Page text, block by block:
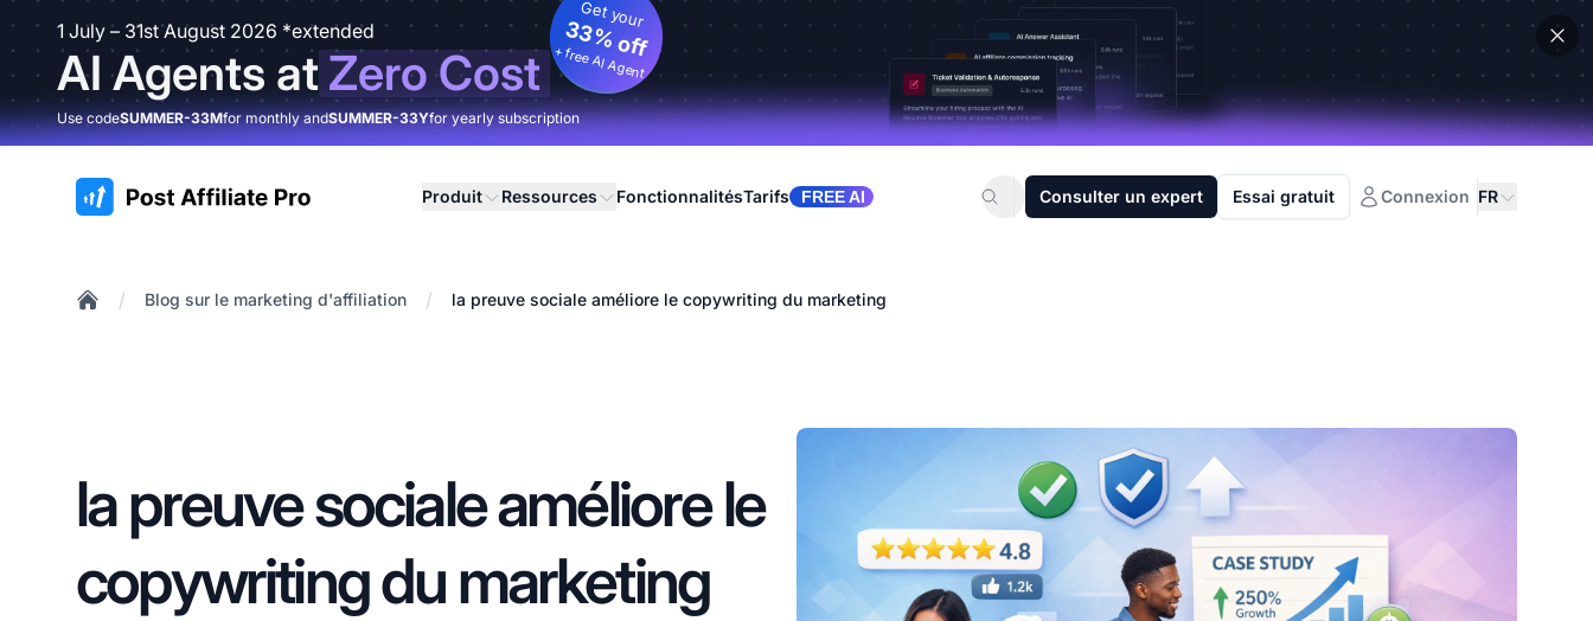
1 July – 31st August 2026 *extended
AI Agents atZero Cost
Get your
33% off
+ free AI Agent
Use codeSUMMER-33Mfor monthly andSUMMER-33Yfor yearly subscription
:site.title Produit Ressources FonctionnalitésTarifs FREE AI Consulter un expert Essai gratuit Connexion FR
/ Blog sur le marketing d'affiliation / la preuve sociale améliore le copywriting du marketing
la preuve sociale améliore le
copywriting du marketing